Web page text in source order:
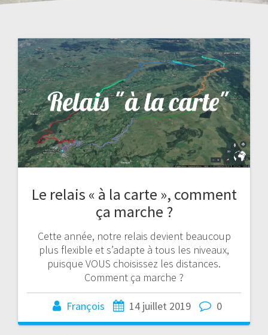
Le relais « à la carte », comment
ça marche ?
Cette année, notre relais devient beaucoup
plus flexible et s’adapte à tous les niveaux,
puisque VOUS choisissez les distances.
Comment ça marche ?
François 14 juillet 2019 0